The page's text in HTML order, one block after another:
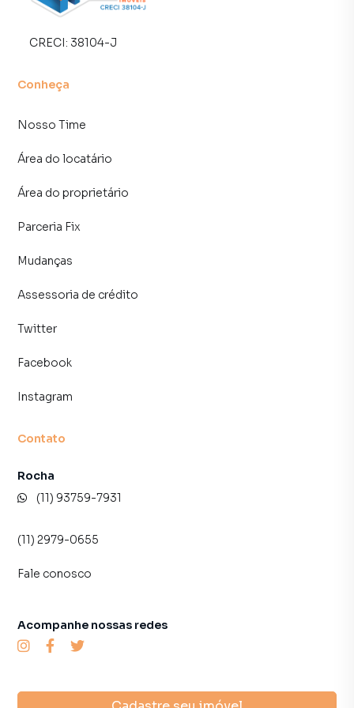
tendo como consequência uma maior chance de vender ou
time de programadores, corretores treinados e uma
proprietários e inquilinos.
CRECI: 38104-J
Conheça
Nosso Time
Área do locatário
Área do proprietário
Parceria Fix
Mudanças
Assessoria de crédito
Twitter
Facebook
Instagram
Contato
Rocha
(11) 93759-7931
(11) 2979-0655
Fale conosco
Acompanhe nossas redes